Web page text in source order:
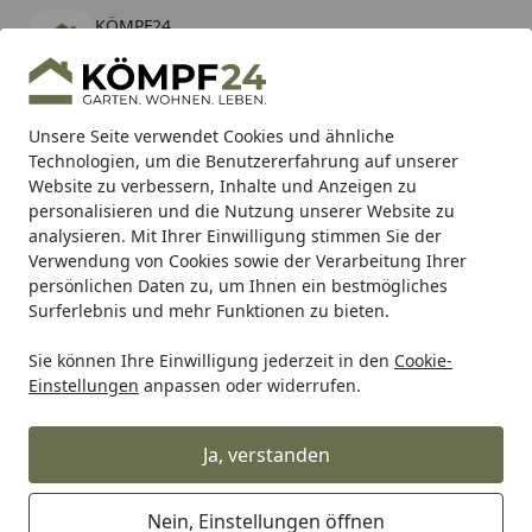
Unsere Seite verwendet Cookies und ähnliche
Technologien, um die Benutzererfahrung auf unserer
Website zu verbessern, Inhalte und Anzeigen zu
personalisieren und die Nutzung unserer Website zu
analysieren. Mit Ihrer Einwilligung stimmen Sie der
Verwendung von Cookies sowie der Verarbeitung Ihrer
persönlichen Daten zu, um Ihnen ein bestmögliches
Surferlebnis und mehr Funktionen zu bieten.
Sie können Ihre Einwilligung jederzeit in den Cookie-
Einstellungen anpassen oder widerrufen.
Ja, verstanden
Nein, Einstellungen öffnen
KÖMPF24
kostenlos - Im App Store
Hotline
Alle Produkte
Mein Konto
Suchen
Karibu Pools inkl. gratis Sandfilteranlage & Pool-
Starterset (Gesamtwert bis 468,99€)
Startseite
Metabo Zubehör Zubehör Bohren & Meißeln
Metabo SDS-max Meißel
"professional"
Ihre Artikelübersicht